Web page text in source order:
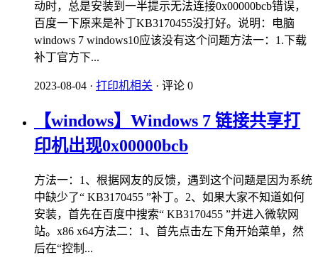
动时，总是安装到一半提示无法连接0x00000bcb错误，
百度一下原来是补丁KB3170455没打好。说明：电脑
windows 7 windows10应该没有这个问题方法一：1.下载
补丁官方下...
2023-08-04 · 打印机相关 · 评论 0
【windows】Windows 7 链接共享打
印机出现0x00000bcb
方法一：1、根据网友的反馈，遇到这个问题是因为系统
中缺少了“ KB3170455 ”补丁。2、如果大家不知道如何
安装，首先在百度中搜索“ KB3170455 ”并进入微软网
站。x86 x64方法二：1、首先点击左下角开始菜单，然
后在“控制...